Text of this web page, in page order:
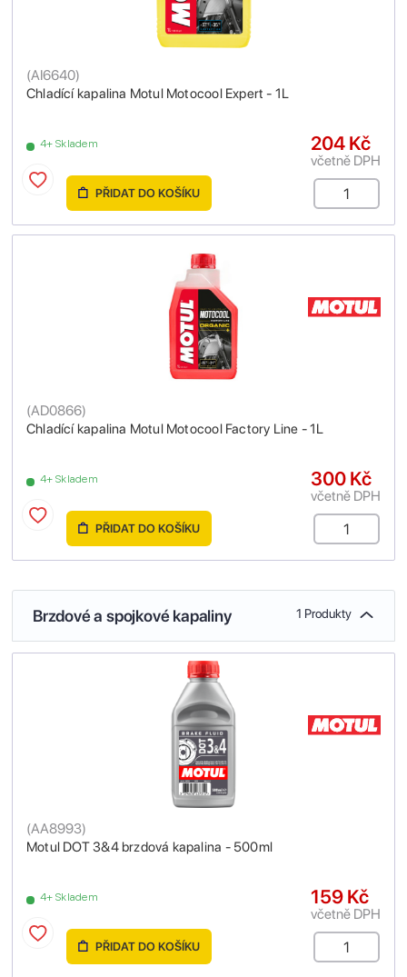
Chladící kapalina Motul Motocool Expert - 1L
(AI6640)
4+ Skladem 204 Kč
včetně DPH
PŘIDAT DO KOŠÍKU
Chladící kapalina Motul Motocool Factory Line - 1L
(AD0866)
4+ Skladem 300 Kč
včetně DPH
PŘIDAT DO KOŠÍKU
Brzdové a spojkové kapaliny 1 Produkty
Motul DOT 3&4 brzdová kapalina - 500ml
(AA8993)
4+ Skladem 159 Kč
včetně DPH
PŘIDAT DO KOŠÍKU